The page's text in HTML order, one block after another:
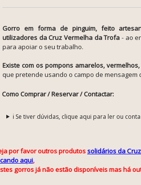
Gorro em forma de pinguim, feito
utilizadores da Cruz Vermelha da Trofa - ao
para apoiar o seu trabalho.
Existe com os pompons amarelos,
que pretende usando o campo de
Como Comprar / Reservar / Contactar:
ℹ️ Se tiver dúvidas, clique aqui para ler ou
por favoroutros produtossolidários da
aqui,
gorros já não estão disponíveis mas há